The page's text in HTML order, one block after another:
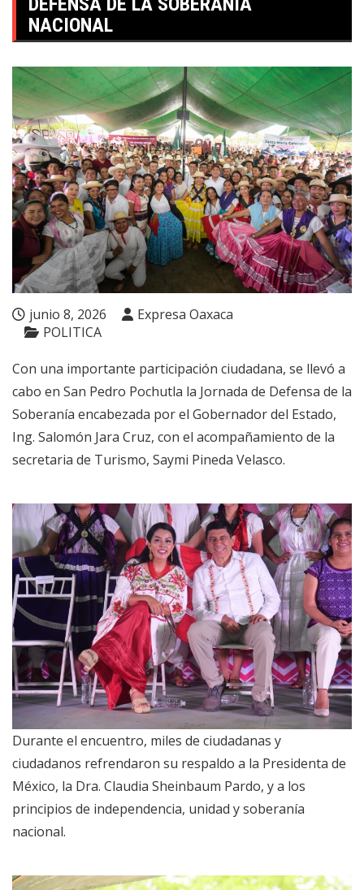
NACIONAL
junio 8, 2026
Expresa Oaxaca
POLITICA
Con una importante participación ciudadana, se llevó a
cabo en San Pedro Pochutla la Jornada de Defensa de la
Soberanía encabezada por el Gobernador del Estado,
Ing. Salomón Jara Cruz, con el acompañamiento de la
secretaria de Turismo, Saymi Pineda Velasco.
Durante el encuentro, miles de ciudadanas y
ciudadanos refrendaron su respaldo a la Presidenta de
México, la Dra. Claudia Sheinbaum Pardo, y a los
principios de independencia, unidad y soberanía
nacional.